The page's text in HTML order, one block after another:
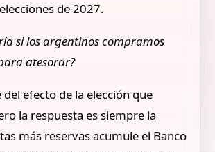
de 2027.
si los argentinos compramos
atesorar?
efecto de la elección que
la respuesta es siempre la
más reservas acumule el Banco